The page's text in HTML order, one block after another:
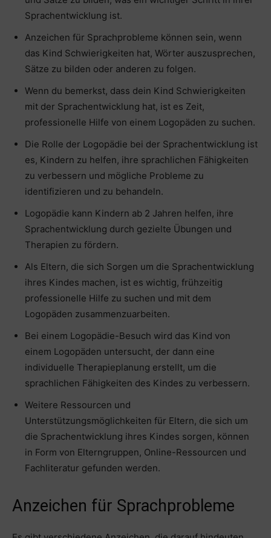
Sprachentwicklung ist.
Anzeichen für Sprachprobleme können sein, wenn
das Kind Schwierigkeiten hat, Wörter auszusprechen,
Sätze zu bilden oder anderen zu folgen.
Wenn du bemerkst, dass dein Kind Schwierigkeiten
mit der Sprachentwicklung hat, ist es Zeit,
professionelle Hilfe von einem Logopäden zu suchen.
Die Rolle der Logopädie bei der Sprachentwicklung ist
es, Kindern zu helfen, ihre sprachlichen Fähigkeiten
zu verbessern und mögliche Probleme zu
identifizieren und zu behandeln.
Logopädie kann Kindern ab 2 Jahren helfen, ihre
Sprachentwicklung durch gezielte Übungen und
Therapien zu fördern.
Als Eltern, die sich Sorgen um die Sprachentwicklung
ihres Kindes machen, ist es wichtig, frühzeitig
professionelle Hilfe zu suchen und mit dem
Logopäden zusammenzuarbeiten.
Bei einem Logopädie-Besuch wird das Kind von
einem Logopäden untersucht, der dann eine
individuelle Therapieplanung erstellt, um die
sprachlichen Fähigkeiten des Kindes zu verbessern.
Weitere Ressourcen und
Unterstützungsmöglichkeiten für Eltern, die sich um
die Sprachentwicklung ihres Kindes sorgen, können
in Form von Elterngruppen, Online-Ressourcen und
Fachliteratur gefunden werden.
Anzeichen für Sprachprobleme